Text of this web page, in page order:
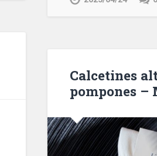
Calcetines
pompones